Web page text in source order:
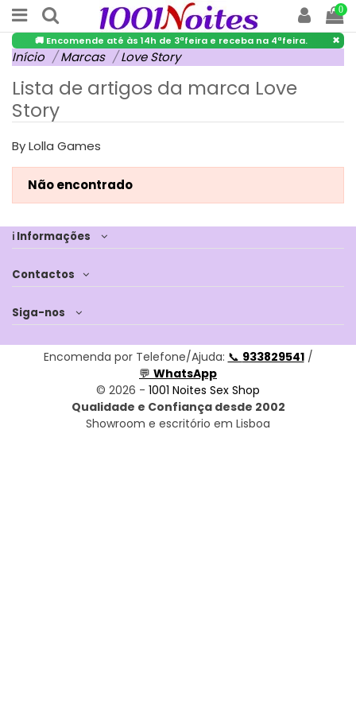
0
🚚 Encomende até às 14h de 3ªfeira e receba na 4ªfeira. ×
Início Marcas Love Story
Lista de artigos da marca Love
Story
By Lolla Games
Não encontrado
ℹ Informações
Contactos
Siga-nos
Encomenda por Telefone/Ajuda: 📞 933829541/
💬 WhatsApp
© 2026 - 1001 Noites Sex Shop
Qualidade e Confiança desde 2002
Showroom e escritório em Lisboa